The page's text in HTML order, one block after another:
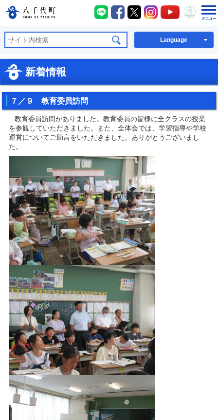
八千代町公式ホームページ
八千代町LINE
八千代町Facebook
八千代町X八千代町Instagram
八千代町
八千
Language
新着情報
７／９ 教育委員訪問
教育委員訪問がありました。教育委員の皆様に全クラスの授業
を参観していただきました。また、全体会では、学習指導や学校
運営についてご助言をいただきました。ありがとうございまし
た。